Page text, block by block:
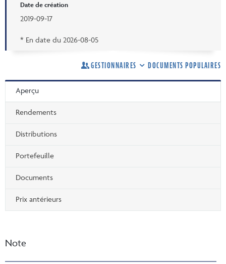
Date de création
2019-09-17
* En date du 2026-08-05
GESTIONNAIRES DOCUMENTS POPULAIRES
Aperçu
Rendements
Distributions
Portefeuille
Documents
Prix antérieurs
Note